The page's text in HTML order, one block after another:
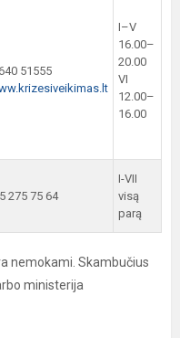
51555
I–V
16.00–
20.00
VI
12.00–
16.00
275 75 64
I-VII
visą
parą
nemokami. Skambučius
ministerija